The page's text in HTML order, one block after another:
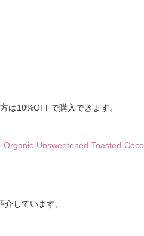
は10%OFFで購入できます。
Unsweetened-Toasted-
しています。